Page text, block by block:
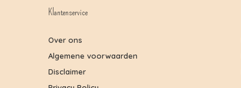
Klantenservice
Over ons
Algemene voorwaarden
Disclaimer